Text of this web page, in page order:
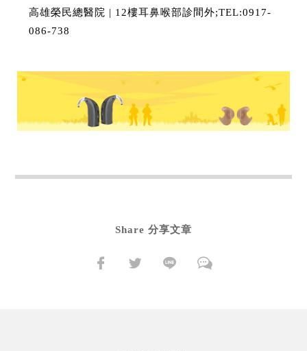
高雄榮民總醫院 | 12樓耳鼻喉部診間外;TEL:0917-
086-738
Share 分享文章